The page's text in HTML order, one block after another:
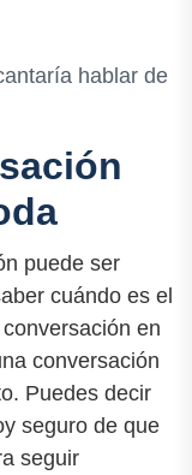
hablar de
puede ser
cuándo es el
en
conversación
Puedes decir
seguro de que
seguir